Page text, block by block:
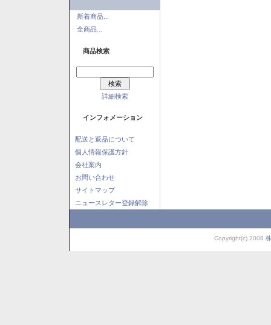
新着商品...
全商品...
商品検索
詳細検索
インフォメーション
配送と返品について
個人情報保護方針
会社案内
お問い合わせ
サイトマップ
ニュースレター登録解除
Copyright(c) 2008